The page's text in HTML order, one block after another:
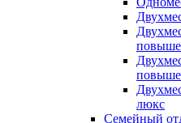
люкс
Семейный